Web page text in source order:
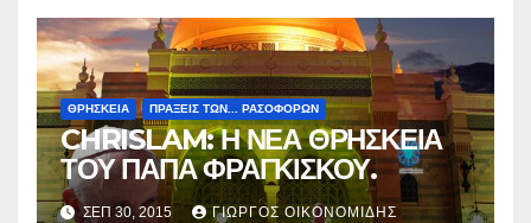
ΘΡΗΣΚΕΙΑ ΠΡΑΞΕΙΣ ΤΩΝ... ΡΑΣΟΦΟΡΩΝ
CHRISLAM: Η ΝΕΑ ΘΡΗΣΚΕΙΑ
ΤΟΥ ΠΑΠΑ ΦΡΑΓΚΙΣΚΟΥ.
ΣΕΠ 30, 2015 ΓΙΏΡΓΟΣ ΟΙΚΟΝΟΜΊΔΗΣ